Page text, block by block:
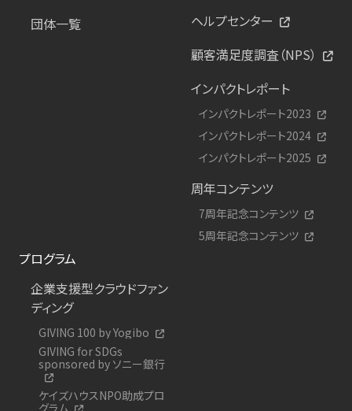
団体一覧
ヘルプセンター
顧客満足度調査（NPS）
インパクトレポート
インパクトレポート2023
インパクトレポート2024
インパクトレポート2025
周年コンテンツ
7周年記念コンテンツ
5周年記念コンテンツ
プログラム
企業支援型クラウドファン
ディング
GIVING 100 by Yogibo
GIVING for SDGs
sponsored by ソニー銀行
ケイズハウスNPO助成プロ
グラム